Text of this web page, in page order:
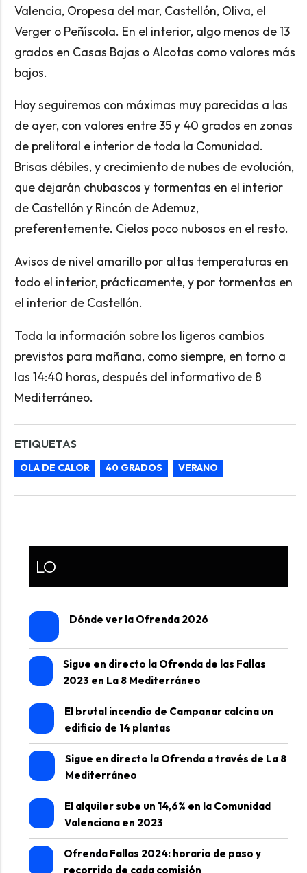
Valencia, Oropesa del mar, Castellón, Oliva, el
Verger o Peñíscola. En el interior, algo menos de 13
grados en Casas Bajas o Alcotas como valores más
bajos.
Hoy seguiremos con máximas muy parecidas a las
de ayer, con valores entre 35 y 40 grados en zonas
de prelitoral e interior de toda la Comunidad.
Brisas débiles, y crecimiento de nubes de evolución,
que dejarán chubascos y tormentas en el interior
de Castellón y Rincón de Ademuz,
preferentemente. Cielos poco nubosos en el resto.
Avisos de nivel amarillo por altas temperaturas en
todo el interior, prácticamente, y por tormentas en
el interior de Castellón.
Toda la información sobre los ligeros cambios
previstos para mañana, como siempre, en torno a
las 14:40 horas, después del informativo de 8
Mediterráneo.
ETIQUETAS
OLA DE CALOR 40 GRADOS VERANO
LO
Dónde ver la Ofrenda 2026
Sigue en directo la Ofrenda de las Fallas
2023 en La 8 Mediterráneo
El brutal incendio de Campanar calcina un
edificio de 14 plantas
Sigue en directo la Ofrenda a través de La 8
Mediterráneo
El alquiler sube un 14,6% en la Comunidad
Valenciana en 2023
Ofrenda Fallas 2024: horario de paso y
recorrido de cada comisión